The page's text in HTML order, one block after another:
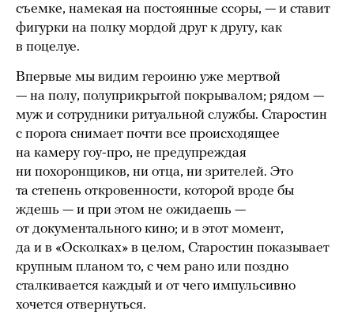
съемке, намекая на постоянные ссоры, — и ставит
фигурки на полку мордой друг к другу, как
в поцелуе.
Впервые мы видим героиню уже мертвой
— на полу, полуприкрытой покрывалом; рядом —
муж и сотрудники ритуальной службы. Старостин
с порога снимает почти все происходящее
на камеру гоу-про, не предупреждая
ни похоронщиков, ни отца, ни зрителей. Это
та степень откровенности, которой вроде бы
ждешь — и при этом не ожидаешь —
от документального кино; и в этот момент,
да и в «Осколках» в целом, Старостин показывает
крупным планом то, с чем рано или поздно
сталкивается каждый и от чего импульсивно
хочется отвернуться.